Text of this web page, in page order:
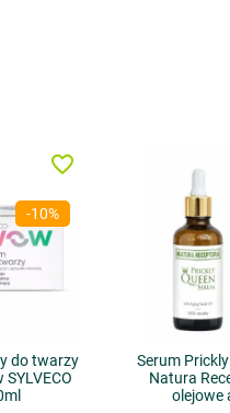
-10%
do twarzy
favorite_border
Serum
Natura
olejowe